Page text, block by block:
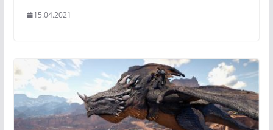
15.04.2021